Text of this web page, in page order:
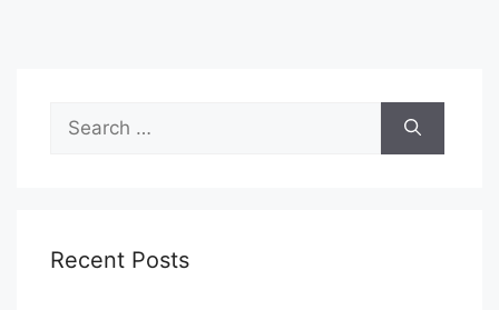
for:
Recent Posts